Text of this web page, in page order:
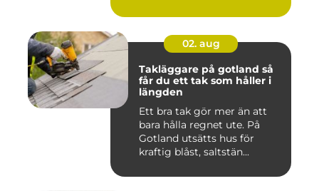
02. aug
Takläggare på gotland så
får du ett tak som håller i
längden
Ett bra tak gör mer än att
bara hålla regnet ute. På
Gotland utsätts hus för
kraftig blåst, saltstän...